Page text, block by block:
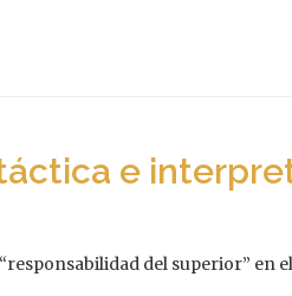
e
del superior” en